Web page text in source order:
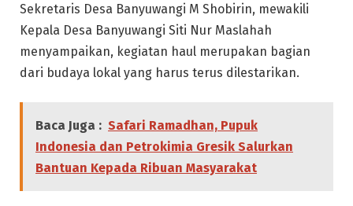
Sekretaris Desa Banyuwangi M Shobirin, mewakili
Kepala Desa Banyuwangi Siti Nur Maslahah
menyampaikan, kegiatan haul merupakan bagian
dari budaya lokal yang harus terus dilestarikan.
Baca Juga : Safari Ramadhan, Pupuk
Indonesia dan Petrokimia Gresik Salurkan
Bantuan Kepada Ribuan Masyarakat